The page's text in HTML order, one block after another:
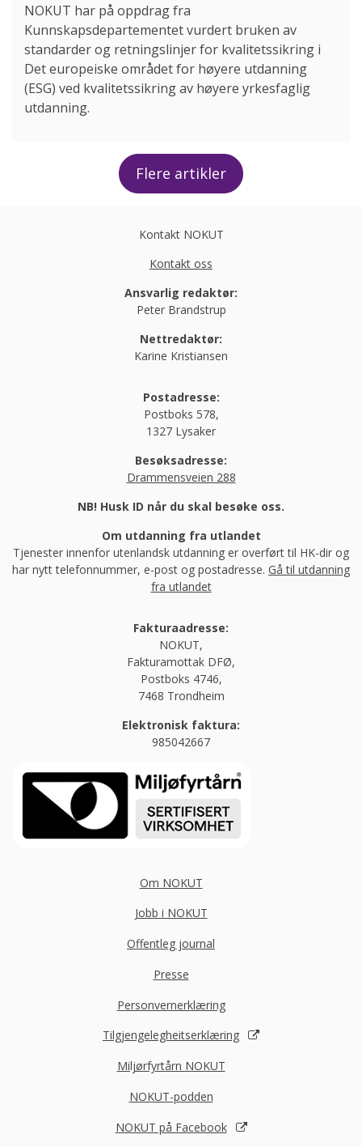
NOKUT har på oppdrag fra
Kunnskapsdepartementet vurdert bruken av
standarder og retningslinjer for kvalitetssikring i
Det europeiske området for høyere utdanning
(ESG) ved kvalitetssikring av høyere yrkesfaglig
utdanning.
Flere artikler
Kontakt NOKUT
Kontakt oss
Ansvarlig redaktør:
Peter Brandstrup
Nettredaktør:
Karine Kristiansen
Postadresse:
Postboks 578,
1327 Lysaker
Besøksadresse:
Drammensveien 288
NB! Husk ID når du skal besøke oss.
Om utdanning fra utlandet
Tjenester innenfor utenlandsk utdanning er overført til HK-dir og
har nytt telefonnummer, e-post og postadresse. Gå til utdanning
fra utlandet
Fakturaadresse:
NOKUT,
Fakturamottak DFØ,
Postboks 4746,
7468 Trondheim
Elektronisk faktura:
985042667
Om NOKUT
Jobb i NOKUT
Offentleg journal
Presse
Personvernerklæring
Tilgjengelegheitserklæring
Miljørfyrtårn NOKUT
NOKUT-podden
NOKUT på Facebook